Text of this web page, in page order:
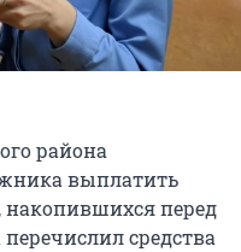
района
выплатить
накопившихся перед
средства